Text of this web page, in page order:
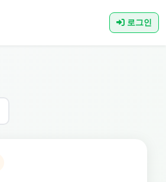
로그인